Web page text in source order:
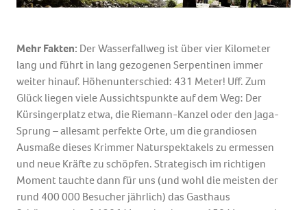
Mehr Fakten: Der Wasserfallweg ist über vier Kilometer
lang und führt in lang gezogenen Serpentinen immer
weiter hinauf. Höhenunterschied: 431 Meter! Uff. Zum
Glück liegen viele Aussichtspunkte auf dem Weg: Der
Kürsingerplatz etwa, die Riemann-Kanzel oder den Jaga-
Sprung – allesamt perfekte Orte, um die grandiosen
Ausmaße dieses Krimmer Naturspektakels zu ermessen
und neue Kräfte zu schöpfen. Strategisch im richtigen
Moment tauchte dann für uns (und wohl die meisten der
rund 400 000 Besucher jährlich) das Gasthaus